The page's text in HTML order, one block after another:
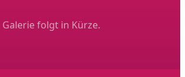
Galerie folgt in Kürze.